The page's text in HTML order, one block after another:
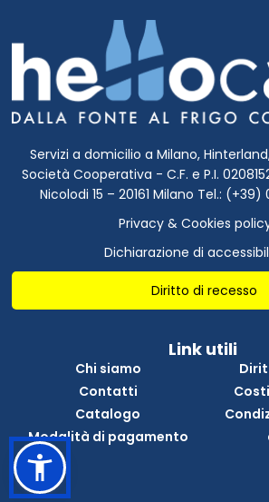
Servizi a domicilio a Milano,
Società Cooperativa - C.F. e P.I.
Nicolodi 15 – 20161 Milano Tel.: (+39)
Privacy & Cookies
Dichiarazione di
Diritto di recesso
Link utili
Chi siamo
Contatti
Catalogo
Modalità di pagamento